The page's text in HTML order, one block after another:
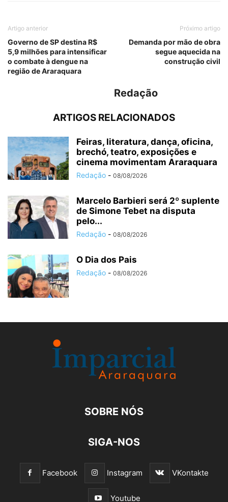
Artigo anterior
Governo de SP destina R$
5,9 milhões para intensificar
o combate à dengue na
região de Araraquara
Próximo artigo
Demanda por mão de obra
segue aquecida na
construção civil
Redação
ARTIGOS RELACIONADOS
Feiras, literatura, dança, oficina,
brechó, teatro, exposições e
cinema movimentam Araraquara
Redação - 08/08/2026
Marcelo Barbieri será 2º suplente
de Simone Tebet na disputa
pelo...
Redação - 08/08/2026
O Dia dos Pais
Redação - 08/08/2026
SOBRE NÓS
SIGA-NOS
Facebook Instagram VKontakte
Youtube